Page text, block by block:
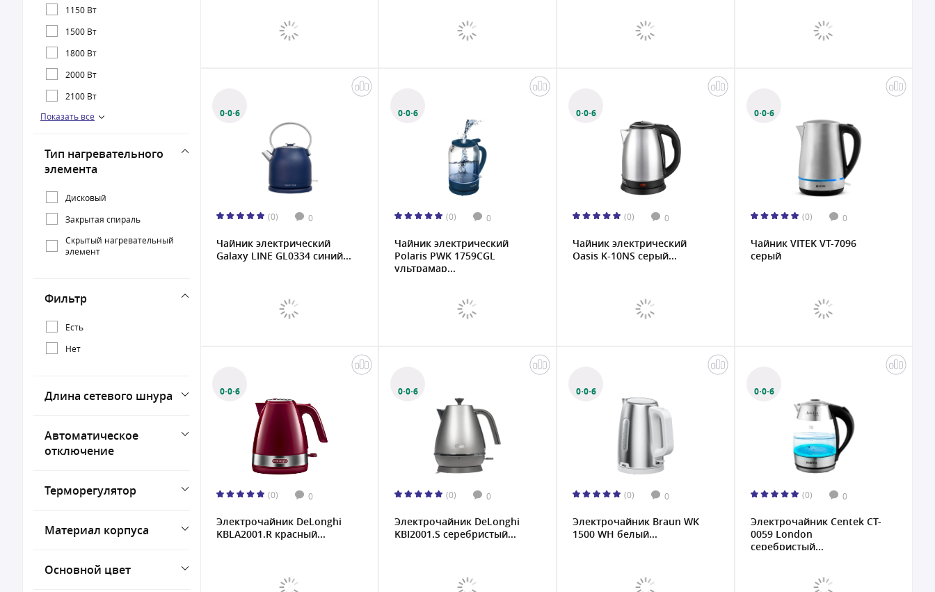
1150 Вт
1500 Вт
1800 Вт
2000 Вт
2100 Вт
2150 Вт
Показать все
Тип нагревательного
элемента
Дисковый
Закрытая спираль
Скрытый нагревательный
элемент
Фильтр
Есть
Нет
Длина сетевого шнура
Автоматическое
отключение
Терморегулятор
Материал корпуса
Основной цвет
0·0·6
(0) 0
Чайник электрический
Galaxy LINE GL0334 синий...
0·0·6
(0) 0
Чайник электрический
Polaris PWK 1759CGL
ультрамар...
0·0·6
(0) 0
Чайник электрический
Oasis K-10NS серый...
0·0·6
(0) 0
Чайник VITEK VT-7096
серый
0·0·6
(0) 0
Электрочайник DeLonghi
KBLA2001.R красный...
0·0·6
(0) 0
Электрочайник DeLonghi
KBI2001.S серебристый...
0·0·6
(0) 0
Электрочайник Braun WK
1500 WH белый...
0·0·6
(0) 0
Электрочайник Centek CT-
0059 London
серебристый...